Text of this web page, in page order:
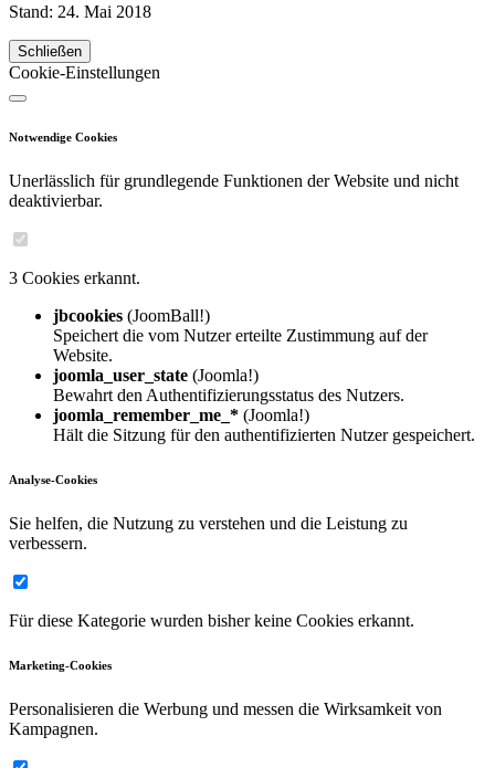
Stand: 24. Mai 2018
Schließen
Cookie-Einstellungen
Notwendige Cookies
Unerlässlich für grundlegende Funktionen der Website und nicht
deaktivierbar.
3 Cookies erkannt.
jbcookies (JoomBall!)
Speichert die vom Nutzer erteilte Zustimmung auf der
Website.
joomla_user_state (Joomla!)
Bewahrt den Authentifizierungsstatus des Nutzers.
joomla_remember_me_* (Joomla!)
Hält die Sitzung für den authentifizierten Nutzer gespeichert.
Analyse-Cookies
Sie helfen, die Nutzung zu verstehen und die Leistung zu
verbessern.
Für diese Kategorie wurden bisher keine Cookies erkannt.
Marketing-Cookies
Personalisieren die Werbung und messen die Wirksamkeit von
Kampagnen.